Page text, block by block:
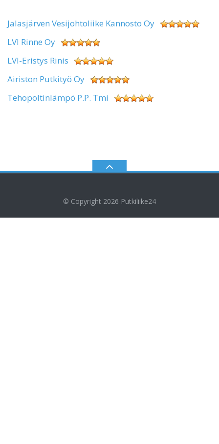
Jalasjärven Vesijohtoliike Kannosto Oy
LVI Rinne Oy
LVI-Eristys Rinis
Airiston Putkityö Oy
Tehopoltinlämpö P.P. Tmi
© Copyright 2026 Putkiliike24